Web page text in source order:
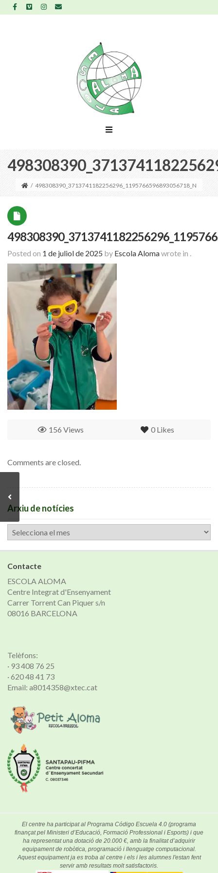
/ 498308390_3713741182256296_1195766596893056718_N
Posted on 1 de juliol de 2025 by Escola Alomawrote in .
0 Likes
156 Views
Comments are closed.
Arxiu de notícies
Arxiu
de
notícies
Contacte
ESCOLA ALOMA
Centre Integrat d'Ensenyament
Carrer Torrent Can Piquer s/n
08016 BARCELONA
Telèfons:
· 93 408 76 25
· 620 48 41 73
Email: a8014358@xtec.cat
El centre ha participat al Programa Código Escuela 4.0 (programa
finançat pel Ministeri d’Educació, Formació Professional i Esports) i que
ha representat una dotació de 20.000 €, amb la finalitat d’adquirir
equipament de robòtica, programació i llenguatge computacional.
Aquest equipament ja es troba al centre i els i les alumnes l'estan fent
servir amb resultats molt satisfactoris.